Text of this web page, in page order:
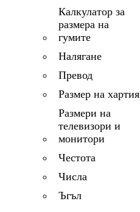
Калкулатор за
размера на
гумите
Налягане
Превод
Размер на хартия
Размери на
телевизори и
монитори
Честота
Числа
Ъгъл